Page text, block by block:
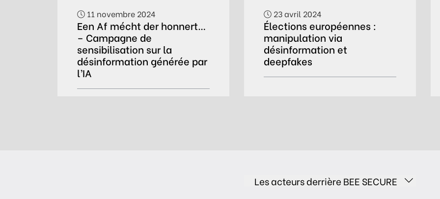
11 novembre 2024
Een Af mécht der honnert…
– Campagne de
sensibilisation sur la
désinformation générée par
l’IA
23 avril 2024
Élections européennes :
manipulation via
désinformation et
deepfakes
Les acteurs derrière BEE SECURE